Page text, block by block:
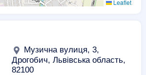
Leaflet
Музична вулиця, 3,
Дрогобич, Львівська область,
82100